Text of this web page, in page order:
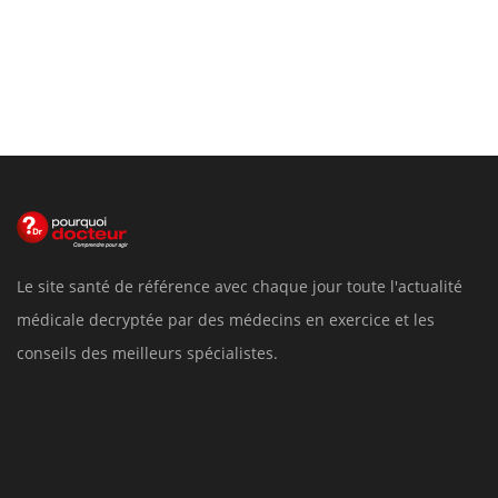
Le site santé de référence avec chaque jour toute l'actualité
médicale decryptée par des médecins en exercice et les
conseils des meilleurs spécialistes.